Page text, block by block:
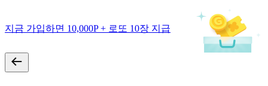
지금 가입하면 10,000P + 로또 10장 지급